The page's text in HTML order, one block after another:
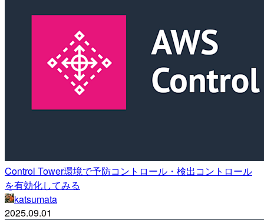
Control Tower環境で予防コントロール・検出コントロール
を有効化してみる
katsumata
2025.09.01